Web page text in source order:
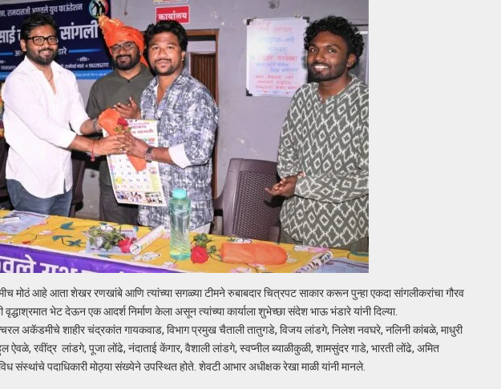
मोठं आहे आता शेखर रणखांबे आणि त्यांच्या सगळ्या टीमने रुबाबदार चित्रपट साकार करून पुन्हा एकदा सांगलीकरांचा गौरव
वृद्धाश्रमात भेट देऊन एक आदर्श निर्माण केला असून त्यांच्या कार्याला शुभेच्छा संदेश भाऊ भंडारे यांनी दिल्या.
अकॅडमीचे शाहीर चंद्रकांत गायकवाड, विभाग प्रमुख चैताली तातुगडे, विजय लांडगे, निलेश नवघरे, नलिनी कांबळे, माधुरी
ऐवळे, रवींद्र लांडगे, पूजा लोंढे, नंदाताई केंगार, वैशाली लांडगे, स्वप्नील ब्याळीकुळी, शामसुंदर गाडे, भारती लोंढे, अमित
संस्थांचे पदाधिकारी मोठ्या संख्येने उपस्थित होते. शेवटी आभार अधीक्षक रेखा माळी यांनी मानले.